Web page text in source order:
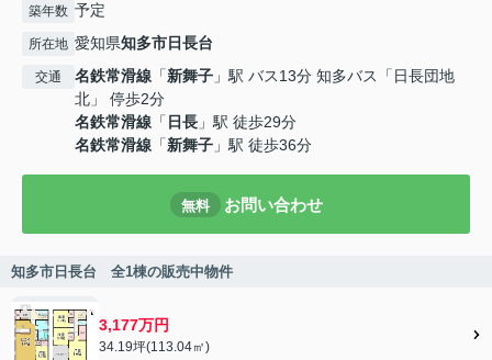
築年数 予定
所在地 愛知県知多市日長台
交通 名鉄常滑線 「新舞子 」駅 バス13分 知多バス「日長団地
北」 停歩2分
名鉄常滑線 「 日長 」駅 徒歩29分
名鉄常滑線 「新舞子 」駅 徒歩36分
無料 お問い合わせ
知多市日長台 全1棟の販売中物件
3,177万円
34.19坪(113.04㎡)